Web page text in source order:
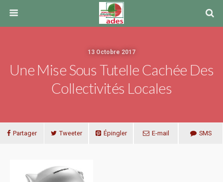
13 Octobre 2017
Une Mise Sous Tutelle Cachée Des
Collectivités Locales
Partager Tweeter Épingler E-mail SMS